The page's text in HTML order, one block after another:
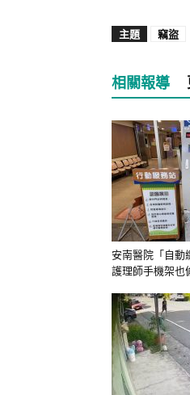
主題 竊盜
相關報導
安南醫院「自動
護理師手機架也